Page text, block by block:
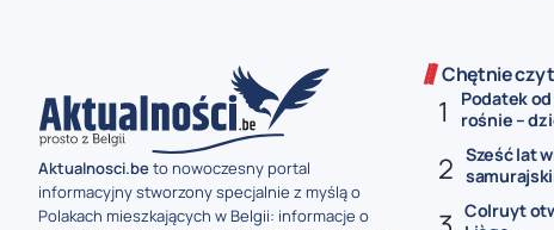
Aktualnosci.beto nowoczesny portal
informacyjny stworzony specjalnie z myślą o
Polakach mieszkających w Belgii: informacje o
Chętnie
Podatek
rośnie –
Sześć lat
Colruyt